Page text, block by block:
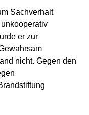
Sachverhalt
er zur
nicht. Gegen den